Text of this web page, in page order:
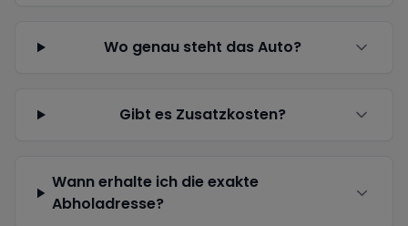
Wo genau steht das Auto?
Gibt es Zusatzkosten?
Wann erhalte ich die exakte
Abholadresse?